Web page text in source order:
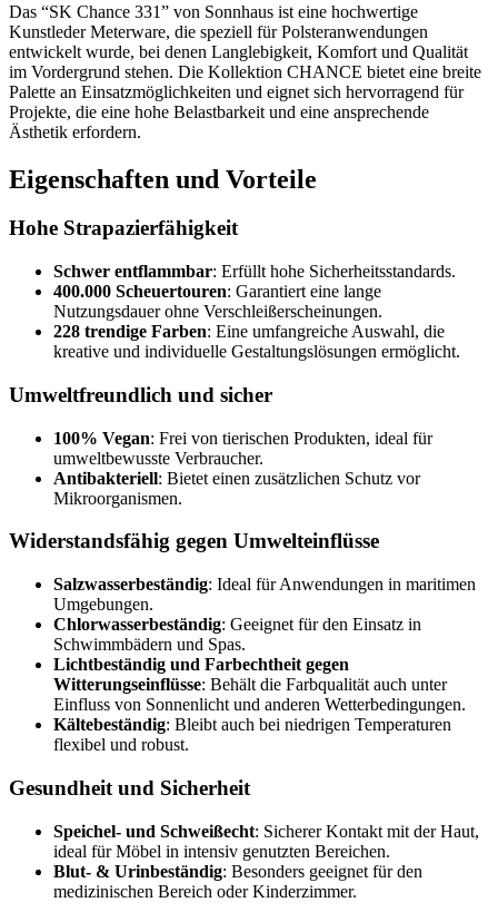
Das “SK Chance 331” von Sonnhaus ist eine hochwertige
Kunstleder Meterware, die speziell für Polsteranwendungen
entwickelt wurde, bei denen Langlebigkeit, Komfort und Qualität
im Vordergrund stehen. Die Kollektion CHANCE bietet eine breite
Palette an Einsatzmöglichkeiten und eignet sich hervorragend für
Projekte, die eine hohe Belastbarkeit und eine ansprechende
Ästhetik erfordern.
Eigenschaften und Vorteile
Hohe Strapazierfähigkeit
Schwer entflammbar: Erfüllt hohe Sicherheitsstandards.
400.000 Scheuertouren: Garantiert eine lange
Nutzungsdauer ohne Verschleißerscheinungen.
228 trendige Farben: Eine umfangreiche Auswahl, die
kreative und individuelle Gestaltungslösungen ermöglicht.
Umweltfreundlich und sicher
100% Vegan: Frei von tierischen Produkten, ideal für
umweltbewusste Verbraucher.
Antibakteriell: Bietet einen zusätzlichen Schutz vor
Mikroorganismen.
Widerstandsfähig gegen Umwelteinflüsse
Salzwasserbeständig: Ideal für Anwendungen in maritimen
Umgebungen.
Chlorwasserbeständig: Geeignet für den Einsatz in
Schwimmbädern und Spas.
Lichtbeständig und Farbechtheit gegen
Witterungseinflüsse: Behält die Farbqualität auch unter
Einfluss von Sonnenlicht und anderen Wetterbedingungen.
Kältebeständig: Bleibt auch bei niedrigen Temperaturen
flexibel und robust.
Gesundheit und Sicherheit
Speichel- und Schweißecht: Sicherer Kontakt mit der Haut,
ideal für Möbel in intensiv genutzten Bereichen.
Blut- & Urinbeständig: Besonders geeignet für den
medizinischen Bereich oder Kinderzimmer.